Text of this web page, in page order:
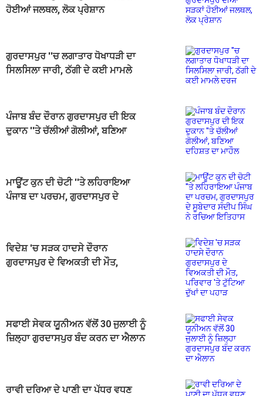
ਹੋਈਆਂ ਜਲਥਲ, ਲੋਕ ਪ੍ਰੇਸ਼ਾਨ
ਗੁਰਦਾਸਪੁਰ ''ਚ ਲਗਾਤਾਰ ਧੋਖਾਧੜੀ ਦਾ
ਸਿਲਸਿਲਾ ਜਾਰੀ, ਠੱਗੀ ਦੇ ਕਈ ਮਾਮਲੇ
ਪੰਜਾਬ ਬੰਦ ਦੌਰਾਨ ਗੁਰਦਾਸਪੁਰ ਦੀ ਇਕ
ਦੁਕਾਨ ''ਤੇ ਚੱਲੀਆਂ ਗੋਲੀਆਂ, ਬਣਿਆ
ਮਾਊਂਟ ਕੁਨ ਦੀ ਚੋਟੀ ''ਤੇ ਲਹਿਰਾਇਆ
ਪੰਜਾਬ ਦਾ ਪਰਚਮ, ਗੁਰਦਾਸਪੁਰ ਦੇ
ਵਿਦੇਸ਼ 'ਚ ਸੜਕ ਹਾਦਸੇ ਦੌਰਾਨ
ਗੁਰਦਾਸਪੁਰ ਦੇ ਵਿਅਕਤੀ ਦੀ ਮੌਤ,
ਸਫਾਈ ਸੇਵਕ ਯੂਨੀਅਨ ਵੱਲੋਂ 30 ਜੁਲਾਈ ਨੂੰ
ਜ਼ਿਲ੍ਹਾ ਗੁਰਦਾਸਪੁਰ ਬੰਦ ਕਰਨ ਦਾ ਐਲਾਨ
ਰਾਵੀ ਦਰਿਆ ਦੇ ਪਾਣੀ ਦਾ ਪੱਧਰ ਵਧਣ